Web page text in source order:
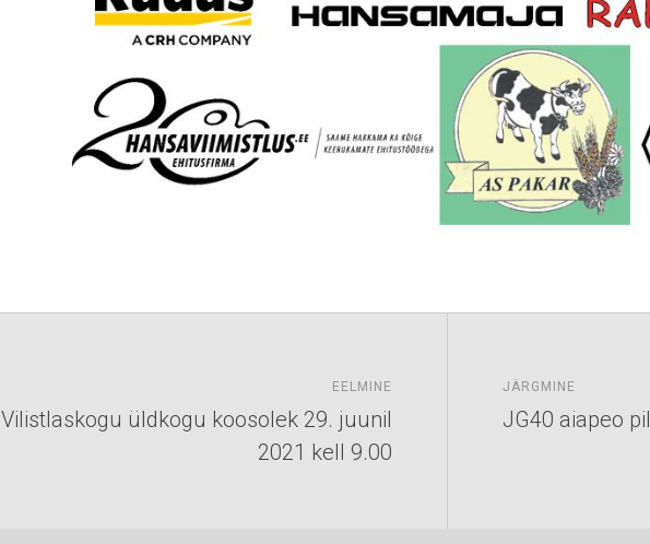
EELMINE
Vilistlaskogu üldkogu koosolek 29. juunil
2021 kell 9.00
JÄRGMINE
JG40 aiapeo